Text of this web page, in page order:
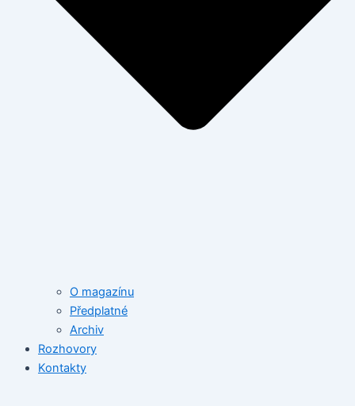
O magazínu
Předplatné
Archiv
Rozhovory
Kontakty